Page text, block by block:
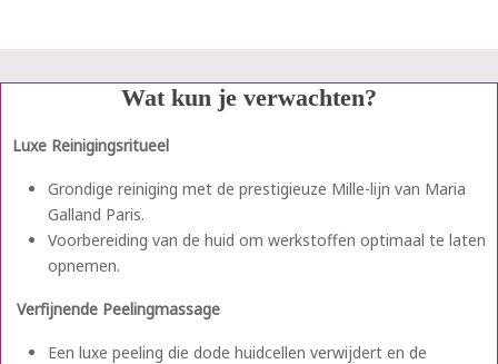
Wat kun je verwachten?
Luxe Reinigingsritueel
Grondige reiniging met de prestigieuze Mille-lijn van Maria
Galland Paris.
Voorbereiding van de huid om werkstoffen optimaal te laten
opnemen.
Verfijnende Peelingmassage
Een luxe peeling die dode huidcellen verwijdert en de